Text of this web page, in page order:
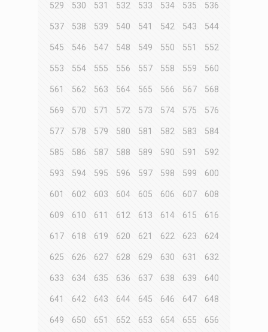
529 530 531 532 533 534 535 536
537 538 539 540 541 542 543 544
545 546 547 548 549 550 551 552
553 554 555 556 557 558 559 560
561 562 563 564 565 566 567 568
569 570 571 572 573 574 575 576
577 578 579 580 581 582 583 584
585 586 587 588 589 590 591 592
593 594 595 596 597 598 599 600
601 602 603 604 605 606 607 608
609 610 611 612 613 614 615 616
617 618 619 620 621 622 623 624
625 626 627 628 629 630 631 632
633 634 635 636 637 638 639 640
641 642 643 644 645 646 647 648
649 650 651 652 653 654 655 656